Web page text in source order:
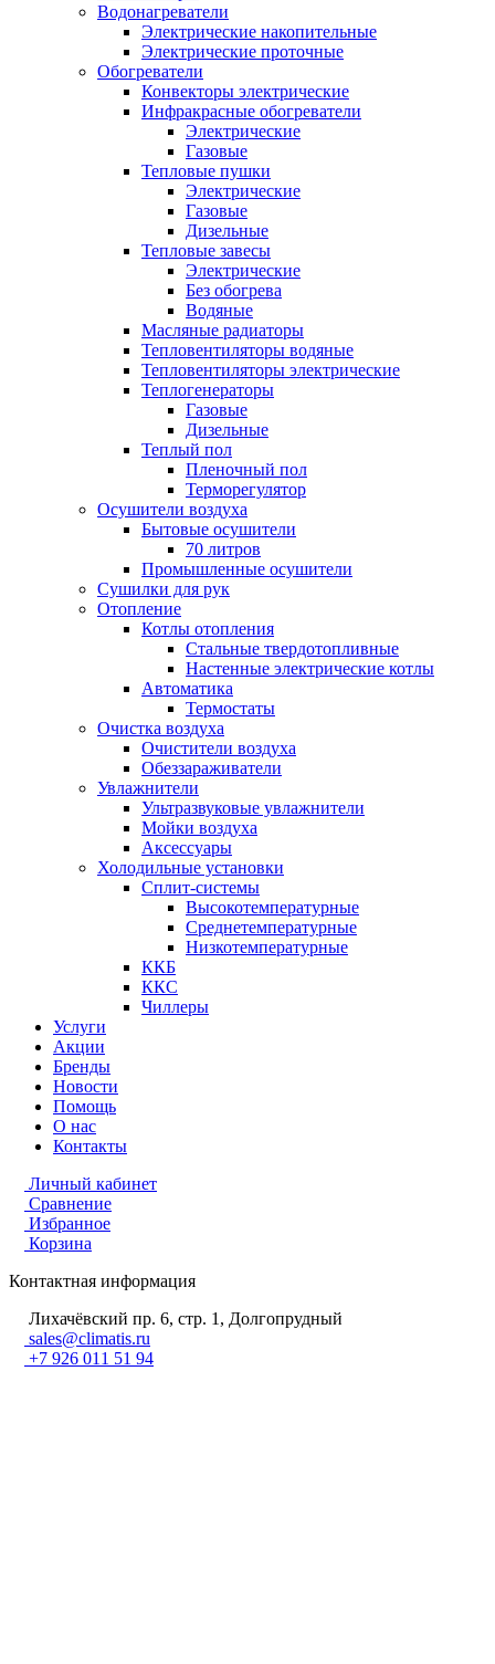
Водонагреватели
Электрические накопительные
Электрические проточные
Обогреватели
Конвекторы электрические
Инфракрасные обогреватели
Электрические
Газовые
Тепловые пушки
Электрические
Газовые
Дизельные
Тепловые завесы
Электрические
Без обогрева
Водяные
Масляные радиаторы
Тепловентиляторы водяные
Тепловентиляторы электрические
Теплогенераторы
Газовые
Дизельные
Теплый пол
Пленочный пол
Терморегулятор
Осушители воздуха
Бытовые осушители
70 литров
Промышленные осушители
Сушилки для рук
Отопление
Котлы отопления
Стальные твердотопливные
Настенные электрические котлы
Автоматика
Термостаты
Очистка воздуха
Очистители воздуха
Обеззараживатели
Увлажнители
Ультразвуковые увлажнители
Мойки воздуха
Аксессуары
Холодильные установки
Сплит-системы
Высокотемпературные
Среднетемпературные
Низкотемпературные
ККБ
ККС
Чиллеры
Услуги
Акции
Бренды
Новости
Помощь
О нас
Контакты
Личный кабинет
Сравнение
Избранное
Корзина
Контактная информация
Лихачёвский пр. 6, стр. 1, Долгопрудный
sales@climatis.ru
+7 926 011 51 94